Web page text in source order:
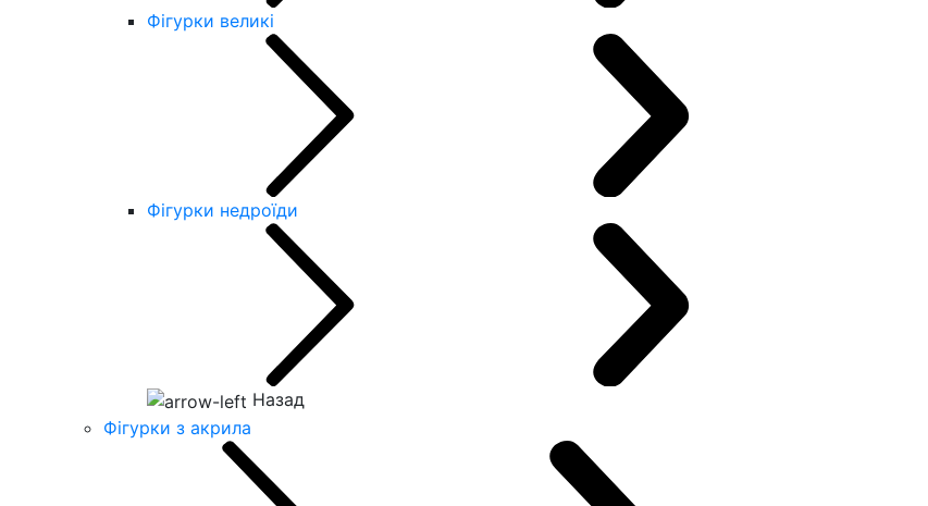
Фігурки великі
Фігурки недроїди
Назад
Фігурки з акрила